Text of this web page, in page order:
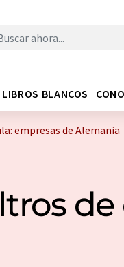
LIBROS BLANCOS
empresas de Alemania
de